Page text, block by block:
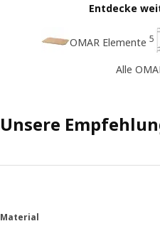
Entdecke
OMAR Elemente 5
Alle
Unsere
Material